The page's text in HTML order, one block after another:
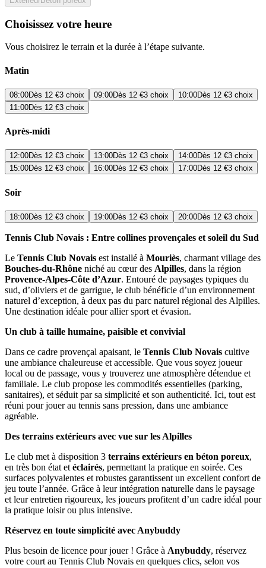
Choisissez votre heure
Vous choisirez le terrain et la durée à l’étape suivante.
Matin
08:00Dès 12 €3 choix 09:00Dès 12 €3 choix 10:00Dès 12 €3 choix
11:00Dès 12 €3 choix
Après-midi
12:00Dès 12 €3 choix 13:00Dès 12 €3 choix 14:00Dès 12 €3 choix
15:00Dès 12 €3 choix 16:00Dès 12 €3 choix 17:00Dès 12 €3 choix
Soir
18:00Dès 12 €3 choix 19:00Dès 12 €3 choix 20:00Dès 12 €3 choix
Tennis Club Novais : Entre collines provençales et soleil du Sud
Le Tennis Club Novais est installé à Mouriès, charmant village des
Bouches-du-Rhône niché au cœur des Alpilles, dans la région
Provence-Alpes-Côte d’Azur. Entouré de paysages typiques du
sud, d’oliviers et de garrigue, le club bénéficie d’un environnement
naturel d’exception, à deux pas du parc naturel régional des Alpilles.
Une destination idéale pour allier sport et évasion.
Un club à taille humaine, paisible et convivial
Dans ce cadre provençal apaisant, le Tennis Club Novais cultive
une ambiance chaleureuse et accessible. Que vous soyez joueur
local ou de passage, vous y trouverez une atmosphère détendue et
familiale. Le club propose les commodités essentielles (parking,
sanitaires), et séduit par sa simplicité et son authenticité. Ici, tout est
réuni pour jouer au tennis sans pression, dans une ambiance
agréable.
Des terrains extérieurs avec vue sur les Alpilles
Le club met à disposition 3 terrains extérieurs en béton poreux,
en très bon état et éclairés, permettant la pratique en soirée. Ces
surfaces polyvalentes et robustes garantissent un excellent confort de
jeu toute l’année. Grâce à leur intégration naturelle dans le paysage
et leur entretien rigoureux, les joueurs profitent d’un cadre idéal pour
la pratique loisir ou plus intensive.
Réservez en toute simplicité avec Anybuddy
Plus besoin de licence pour jouer ! Grâce à Anybuddy, réservez
votre court au Tennis Club Novais en quelques clics, selon vos